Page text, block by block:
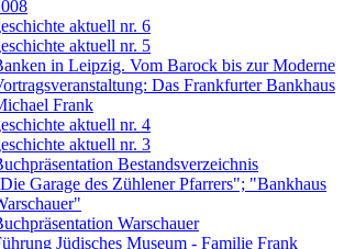
aktuell nr. 6
aktuell nr. 5
in Leipzig. Vom Barock bis zur Moderne
Das Frankfurter Bankhaus
Frank
aktuell nr. 4
aktuell nr. 3
Bestandsverzeichnis
Garage des Zühlener Pfarrers"; "Bankhaus
Warschauer
Jüdisches Museum - Familie Frank